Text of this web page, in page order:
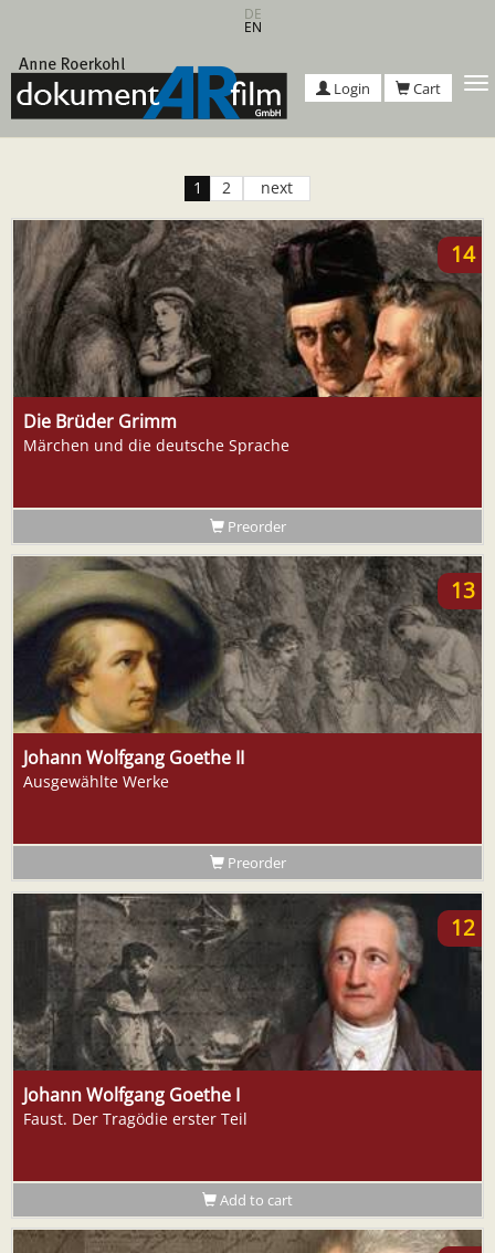
main
content
DE
EN
Login Cart
1 2 next
14
Die Brüder Grimm
Märchen und die deutsche Sprache
Preorder
13
Johann Wolfgang Goethe II
Ausgewählte Werke
Preorder
12
Johann Wolfgang Goethe I
Faust. Der Tragödie erster Teil
Add to cart